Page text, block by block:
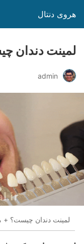
هروی دنتال
لمینت دندان
admin
لمینت دندان چیست؟ +